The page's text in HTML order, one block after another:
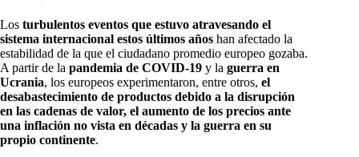
Los turbulentos eventos que estuvo atravesando el
sistema internacional estos últimos años han afectado la
estabilidad de la que el ciudadano promedio europeo gozaba.
A partir de la pandemia de COVID-19 y la guerra en
Ucrania, los europeos experimentaron, entre otros, el
desabastecimiento de productos debido a la disrupción
en las cadenas de valor, el aumento de los precios ante
una inflación no vista en décadas y la guerra en su
propio continente.